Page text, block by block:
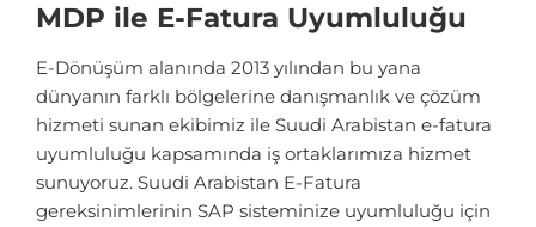
MDP ile E-Fatura Uyumluluğu
E-Dönüşüm alanında 2013 yılından bu yana
dünyanın farklı bölgelerine danışmanlık ve çözüm
hizmeti sunan ekibimiz ile Suudi Arabistan e-fatura
uyumluluğu kapsamında iş ortaklarımıza hizmet
sunuyoruz. Suudi Arabistan E-Fatura
gereksinimlerinin SAP sisteminize uyumluluğu için